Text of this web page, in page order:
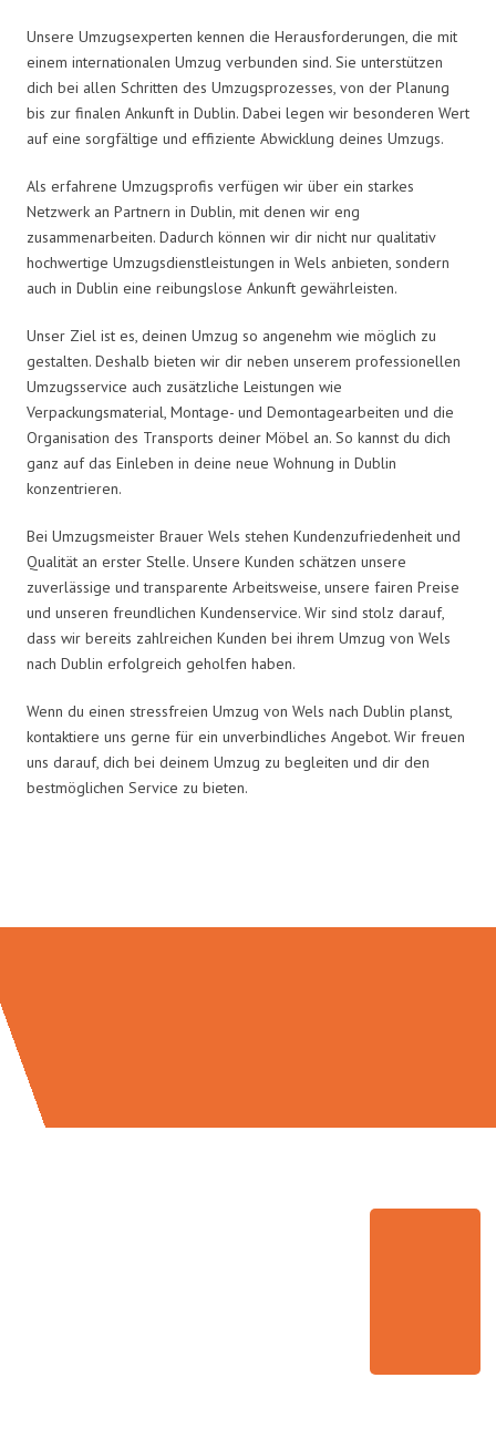
Unsere Umzugsexperten kennen die Herausforderungen, die mit
einem internationalen Umzug verbunden sind. Sie unterstützen
dich bei allen Schritten des Umzugsprozesses, von der Planung
bis zur finalen Ankunft in Dublin. Dabei legen wir besonderen Wert
auf eine sorgfältige und effiziente Abwicklung deines Umzugs.
Als erfahrene Umzugsprofis verfügen wir über ein starkes
Netzwerk an Partnern in Dublin, mit denen wir eng
zusammenarbeiten. Dadurch können wir dir nicht nur qualitativ
hochwertige Umzugsdienstleistungen in Wels anbieten, sondern
auch in Dublin eine reibungslose Ankunft gewährleisten.
Unser Ziel ist es, deinen Umzug so angenehm wie möglich zu
gestalten. Deshalb bieten wir dir neben unserem professionellen
Umzugsservice auch zusätzliche Leistungen wie
Verpackungsmaterial, Montage- und Demontagearbeiten und die
Organisation des Transports deiner Möbel an. So kannst du dich
ganz auf das Einleben in deine neue Wohnung in Dublin
konzentrieren.
Bei Umzugsmeister Brauer Wels stehen Kundenzufriedenheit und
Qualität an erster Stelle. Unsere Kunden schätzen unsere
zuverlässige und transparente Arbeitsweise, unsere fairen Preise
und unseren freundlichen Kundenservice. Wir sind stolz darauf,
dass wir bereits zahlreichen Kunden bei ihrem Umzug von Wels
nach Dublin erfolgreich geholfen haben.
Wenn du einen stressfreien Umzug von Wels nach Dublin planst,
kontaktiere uns gerne für ein unverbindliches Angebot. Wir freuen
uns darauf, dich bei deinem Umzug zu begleiten und dir den
bestmöglichen Service zu bieten.